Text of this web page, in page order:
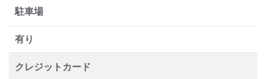
駐車場
有り
クレジットカード